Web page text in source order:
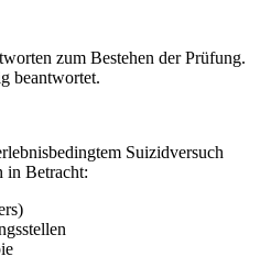
zum Bestehen der Prüfung.
beantwortet.
Suizidversuch
in Betracht: